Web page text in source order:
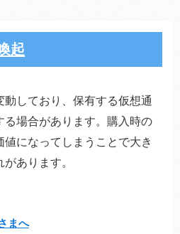
起
しており、保有する仮想通
場合があります。購入時の
になってしまうことで大き
あります。
まへ